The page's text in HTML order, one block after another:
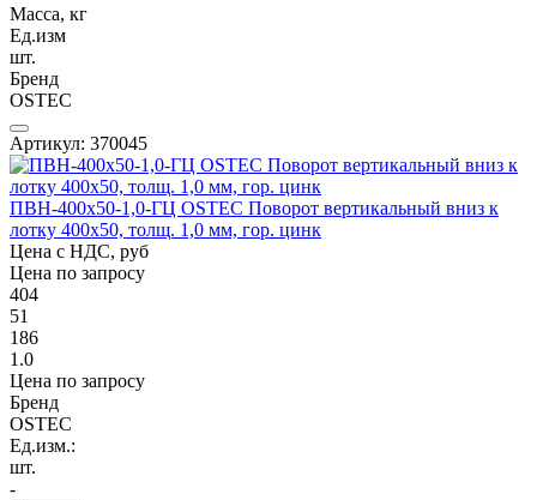
Масса, кг
Ед.изм
шт.
Бренд
OSTEC
Артикул: 370045
ПВН-400х50-1,0-ГЦ OSTEC Поворот вертикальный вниз к
лотку 400х50, толщ. 1,0 мм, гор. цинк
Цена с НДС, руб
Цена по запросу
404
51
186
1.0
Цена по запросу
Бренд
OSTEC
Ед.изм.:
шт.
-